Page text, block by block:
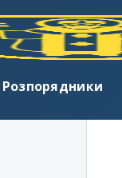
Розпорядники